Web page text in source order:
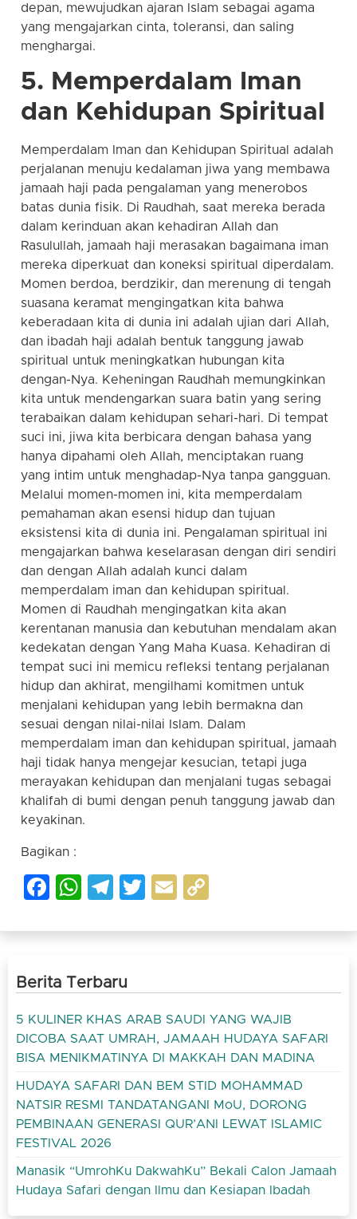
depan, mewujudkan ajaran Islam sebagai agama
yang mengajarkan cinta, toleransi, dan saling
menghargai.
5. Memperdalam Iman
dan Kehidupan Spiritual
Memperdalam Iman dan Kehidupan Spiritual adalah
perjalanan menuju kedalaman jiwa yang membawa
jamaah haji pada pengalaman yang menerobos
batas dunia fisik. Di Raudhah, saat mereka berada
dalam kerinduan akan kehadiran Allah dan
Rasulullah, jamaah haji merasakan bagaimana iman
mereka diperkuat dan koneksi spiritual diperdalam.
Momen berdoa, berdzikir, dan merenung di tengah
suasana keramat mengingatkan kita bahwa
keberadaan kita di dunia ini adalah ujian dari Allah,
dan ibadah haji adalah bentuk tanggung jawab
spiritual untuk meningkatkan hubungan kita
dengan-Nya. Keheningan Raudhah memungkinkan
kita untuk mendengarkan suara batin yang sering
terabaikan dalam kehidupan sehari-hari. Di tempat
suci ini, jiwa kita berbicara dengan bahasa yang
hanya dipahami oleh Allah, menciptakan ruang
yang intim untuk menghadap-Nya tanpa gangguan.
Melalui momen-momen ini, kita memperdalam
pemahaman akan esensi hidup dan tujuan
eksistensi kita di dunia ini. Pengalaman spiritual ini
mengajarkan bahwa keselarasan dengan diri sendiri
dan dengan Allah adalah kunci dalam
memperdalam iman dan kehidupan spiritual.
Momen di Raudhah mengingatkan kita akan
kerentanan manusia dan kebutuhan mendalam akan
kedekatan dengan Yang Maha Kuasa. Kehadiran di
tempat suci ini memicu refleksi tentang perjalanan
hidup dan akhirat, mengilhami komitmen untuk
menjalani kehidupan yang lebih bermakna dan
sesuai dengan nilai-nilai Islam. Dalam
memperdalam iman dan kehidupan spiritual, jamaah
haji tidak hanya mengejar kesucian, tetapi juga
merayakan kehidupan dan menjalani tugas sebagai
khalifah di bumi dengan penuh tanggung jawab dan
keyakinan.
Bagikan :
Facebook
WhatsApp
Telegram
Twitter
Email
Berita Terbaru
5 KULINER KHAS ARAB SAUDI YANG WAJIB
DICOBA SAAT UMRAH, JAMAAH HUDAYA SAFARI
BISA MENIKMATINYA DI MAKKAH DAN MADINA
HUDAYA SAFARI DAN BEM STID MOHAMMAD
NATSIR RESMI TANDATANGANI MoU, DORONG
PEMBINAAN GENERASI QUR’ANI LEWAT ISLAMIC
FESTIVAL 2026
Manasik “UmrohKu DakwahKu” Bekali Calon Jamaah
Hudaya Safari dengan Ilmu dan Kesiapan Ibadah